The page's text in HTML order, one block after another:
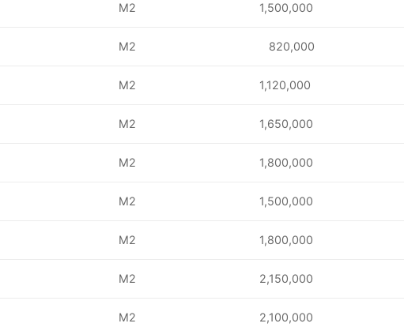
M2 1,500,000
M2 820,000
M2 1,120,000
M2 1,650,000
M2 1,800,000
M2 1,500,000
M2 1,800,000
M2 2,150,000
M2 2,100,000